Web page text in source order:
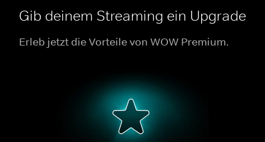
Gib deinem Streaming ein Upgrade
Erleb jetzt die Vorteile von WOW Premium.